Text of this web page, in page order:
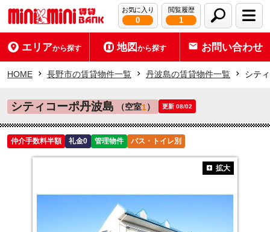
お気に入り
0
閲覧履歴
1
エリアから探す 地図から探す お問い合わせ
HOME 長野市の賃貸物件一覧 丹波島の賃貸物件一覧 シテ
シティコーポ丹波島 （空室1） 更新 08/02
仲介手数料半額 礼金0 管理物件 バス・トイレ別
拡大